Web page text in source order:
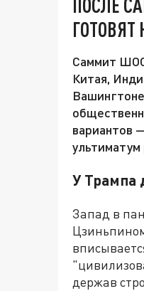
ПОСЛЕ
Саммит
Китая,
вариантов
У Трампа
Запад в
держав